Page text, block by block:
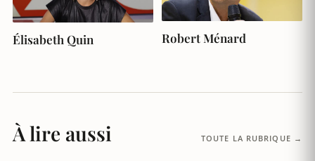
Élisabeth Quin Robert Ménard
À lire aussi TOUTE LA RUBRIQUE →